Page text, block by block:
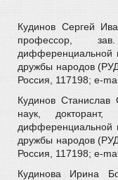
Кудинов Сергей
профессор,
дифференциальной
дружбы народов
Россия, 117198; e-
Кудинов Станислав
наук,
дифференциальной
дружбы народов
Россия, 117198; e-
Кудинова Ирина